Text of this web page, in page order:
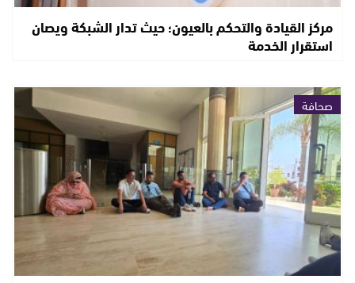
مركز القيادة والتحكم بالعيون؛ حيث تدار الشبكة ويصان
استقرار الخدمة
صحافة